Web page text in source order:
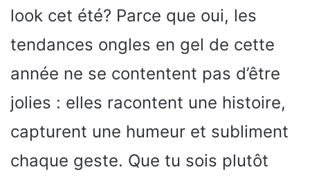
look cet été? Parce que oui, les
tendances ongles en gel de cette
année ne se contentent pas d’être
jolies : elles racontent une histoire,
capturent une humeur et subliment
chaque geste. Que tu sois plutôt